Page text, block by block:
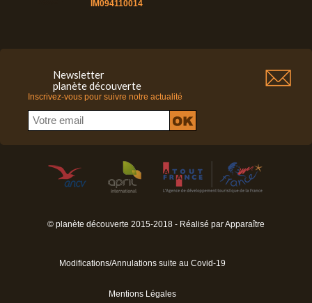
IM094110014
Newsletter
planète découverte
Inscrivez-vous pour suivre notre actualité
© planète découverte 2015-2018 - Réalisé parApparaître
Modifications/Annulations suite au Covid-19
Mentions Légales